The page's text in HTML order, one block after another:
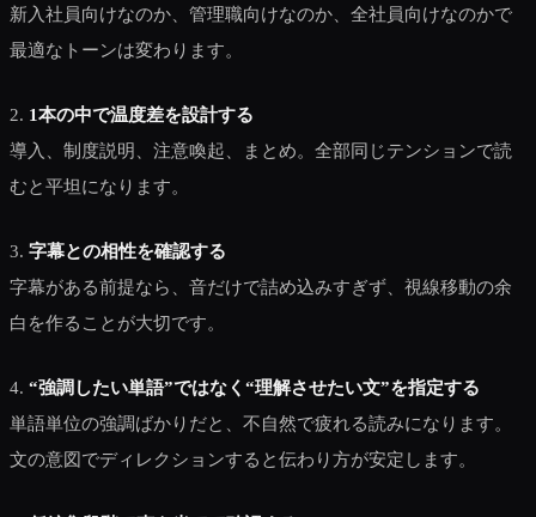
新入社員向けなのか、管理職向けなのか、全社員向けなのかで
最適なトーンは変わります。
2. 1本の中で温度差を設計する
導入、制度説明、注意喚起、まとめ。全部同じテンションで読
むと平坦になります。
3. 字幕との相性を確認する
字幕がある前提なら、音だけで詰め込みすぎず、視線移動の余
白を作ることが大切です。
4. “強調したい単語”ではなく“理解させたい文”を指定する
単語単位の強調ばかりだと、不自然で疲れる読みになります。
文の意図でディレクションすると伝わり方が安定します。